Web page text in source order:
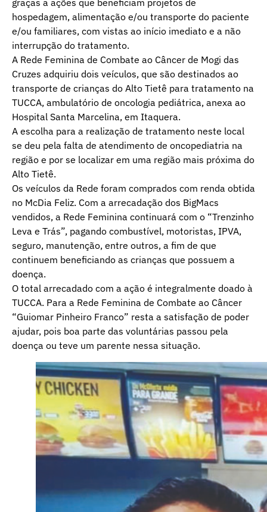
hospedagem, alimentação e/ou transporte do paciente
e/ou familiares, com vistas ao início imediato e a não
interrupção do tratamento.
A Rede Feminina de Combate ao Câncer de Mogi das
Cruzes adquiriu dois veículos, que são destinados ao
transporte de crianças do Alto Tietê para tratamento na
TUCCA, ambulatório de oncologia pediátrica, anexa ao
Hospital Santa Marcelina, em Itaquera.
A escolha para a realização de tratamento neste local
se deu pela falta de atendimento de oncopediatria na
região e por se localizar em uma região mais próxima do
Alto Tietê.
Os veículos da Rede foram comprados com renda obtida
no McDia Feliz. Com a arrecadação dos BigMacs
vendidos, a Rede Feminina continuará com o “Trenzinho
Leva e Trás”, pagando combustível, motoristas, IPVA,
seguro, manutenção, entre outros, a fim de que
continuem beneficiando as crianças que possuem a
doença.
O total arrecadado com a ação é integralmente doado à
TUCCA. Para a Rede Feminina de Combate ao Câncer
“Guiomar Pinheiro Franco” resta a satisfação de poder
ajudar, pois boa parte das voluntárias passou pela
doença ou teve um parente nessa situação.